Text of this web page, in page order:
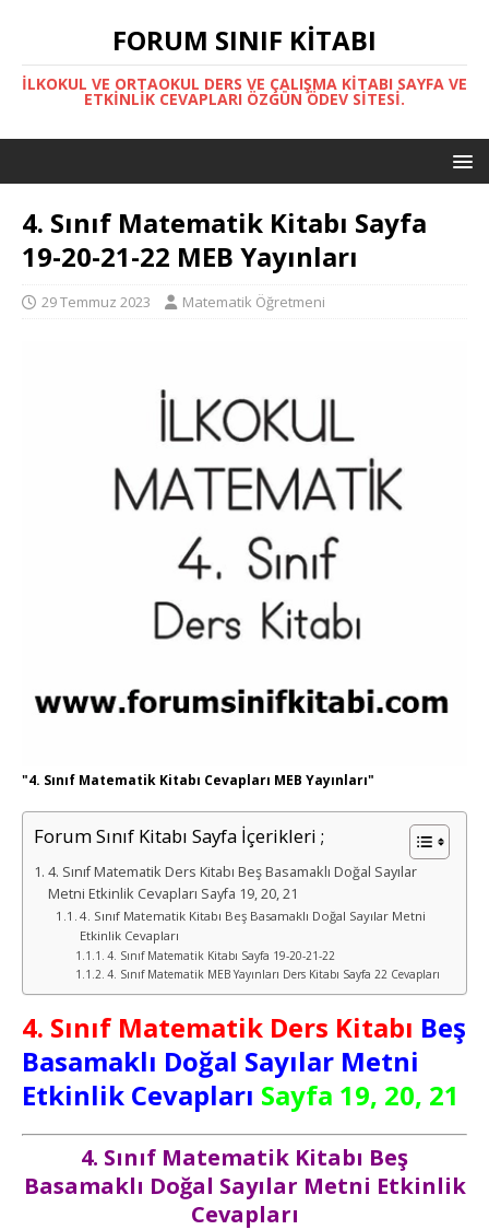
FORUM SINIF KITABI
İLKOKUL VE ORTAOKUL DERS VE ÇALIŞMA KITABI SAYFA VE
ETKINLIK CEVAPLARI ÖZGÜN ÖDEV SITESI.
4. Sınıf Matematik Kitabı Sayfa
19-20-21-22 MEB Yayınları
29 Temmuz 2023 Matematik Öğretmeni
"4. Sınıf Matematik Kitabı Cevapları MEB Yayınları"
Forum Sınıf Kitabı Sayfa İçerikleri ;
4. Sınıf Matematik Ders Kitabı Beş Basamaklı Doğal Sayılar
Metni Etkinlik Cevapları Sayfa 19, 20, 21
4. Sınıf Matematik Kitabı Beş Basamaklı Doğal Sayılar Metni
Etkinlik Cevapları
4. Sınıf Matematik Kitabı Sayfa 19-20-21-22
4. Sınıf Matematik MEB Yayınları Ders Kitabı Sayfa 22 Cevapları
4. Sınıf Matematik Ders Kitabı Beş
Basamaklı Doğal Sayılar Metni
Etkinlik Cevapları Sayfa 19, 20, 21
4. Sınıf Matematik Kitabı Beş
Basamaklı Doğal Sayılar Metni Etkinlik
Cevapları